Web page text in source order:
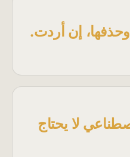
وحذفها، إن أردت.
لا يحتاج